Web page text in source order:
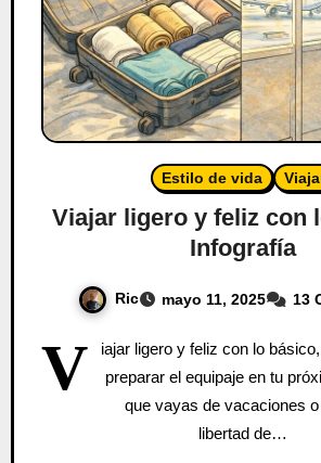
Estilo de vida
Viajar ligero y feliz con
Infografía
Ric mayo 11, 2025 13
V
iajar ligero y feliz con lo
preparar el equipaje en tu
que vayas de vacaciones
libertad de…